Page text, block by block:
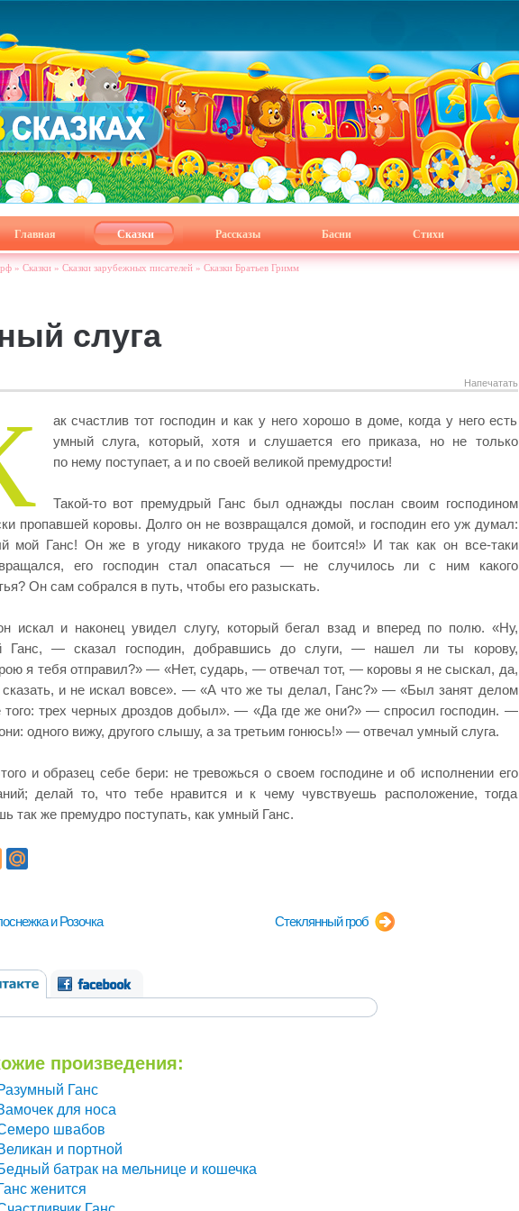
Главная Сказки Рассказы Басни Стихи
» Сказки» Сказки зарубежных писателей» Сказки Братьев Гримм
слуга
Напечатать
ак счастлив тот господин и как у него хорошо в доме, когда у него есть
умный слуга, который, хотя и слушается его приказа, но не только
по нему поступает, а и по своей великой премудрости!
Такой-то вот премудрый Ганс был однажды послан своим господином
пропавшей коровы. Долго он не возвращался домой, и господин его уж думал:
мой Ганс! Он же в угоду никакого труда не боится!» И так как он все-таки
его господин стал опасаться — не случилось ли с ним какого
Он сам собрался в путь, чтобы его разыскать.
искал и наконец увидел слугу, который бегал взад и вперед по полю. «Ну,
Ганс, — сказал господин, добравшись до слуги, — нашел ли ты корову,
я тебя отправил?» — «Нет, сударь, — отвечал тот, — коровы я не сыскал, да,
сказать, и не искал вовсе». — «А что же ты делал, Ганс?» — «Был занят делом
того: трех черных дроздов добыл». — «Да где же они?» — спросил господин. —
одного вижу, другого слышу, а за третьим гонюсь!» — отвечал умный слуга.
и образец себе бери: не тревожься о своем господине и об исполнении его
делай то, что тебе нравится и к чему чувствуешь расположение, тогда
так же премудро поступать, как умный Ганс.
и Розочка Стеклянный гроб
произведения:
Ганс
для носа
швабов
и портной
батрак на мельнице и кошечка
женится